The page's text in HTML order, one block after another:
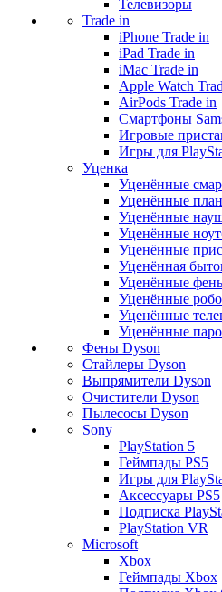
Телевизоры
Trade in
iPhone Trade in
iPad Trade in
iMac Trade in
Apple Watch
AirPods Trade in
Смартфоны
Игровые
Игры для
Уценка
Уценённые
Уценённые
Уценённые
Уценённые
Уценённые
Уценённая
Уценённые
Уценённые
Уценённые
Уценённые
Фены Dyson
Стайлеры Dyson
Выпрямители Dyson
Очистители Dyson
Пылесосы Dyson
Sony
PlayStation 5
Геймпады PS5
Игры для
Аксессуары PS5
Подписка
PlayStation VR
Microsoft
Xbox
Геймпады Xbox